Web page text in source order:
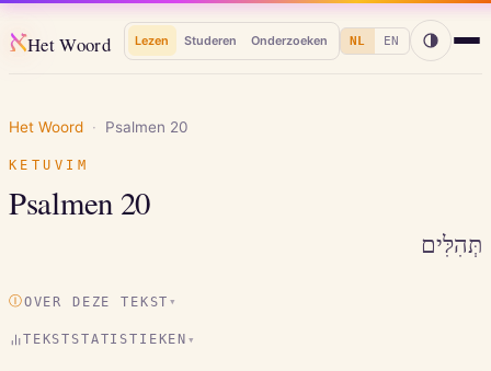
אHet Woord Lezen Studeren Onderzoeken NL EN
Het Woord · Psalmen 20
KETUVIM
Psalmen 20
תְּהִלִּים
ⒾOVER DEZE TEKST ▾
TEKSTSTATISTIEKEN ▾